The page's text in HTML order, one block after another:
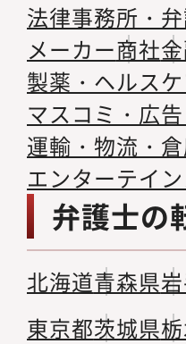
法律事務所・
メーカー商社
製薬・ヘルス
マスコミ・広
運輸・物流・
エンターテイ
弁護士の
北海道青森県
東京都茨城県